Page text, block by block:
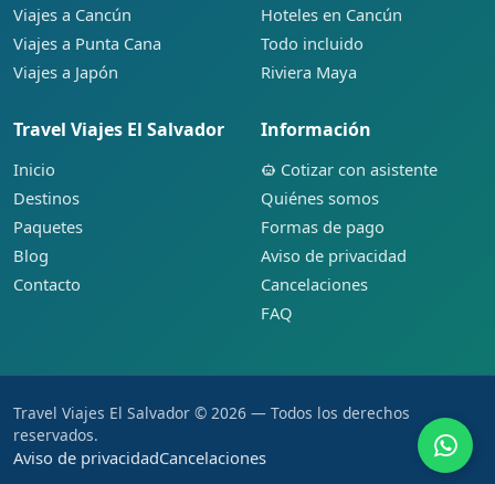
Viajes a Cancún
Viajes a Punta Cana
Viajes a Japón
Hoteles en Cancún
Todo incluido
Riviera Maya
Travel Viajes El Salvador
Inicio
Destinos
Paquetes
Blog
Contacto
Información
Cotizar con asistente
Quiénes somos
Formas de pago
Aviso de privacidad
Cancelaciones
FAQ
Travel Viajes El Salvador © 2026 — Todos los derechos
reservados.
Aviso de privacidadCancelaciones